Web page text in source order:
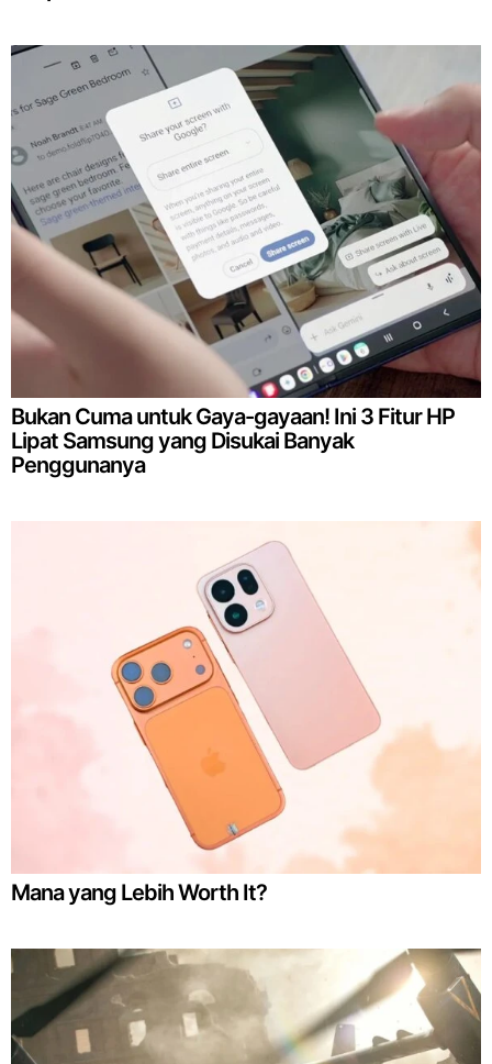
Bukan Cuma untuk Gaya-gayaan! Ini 3 Fitur HP
Lipat Samsung yang Disukai Banyak
Penggunanya
Mana yang Lebih Worth It?